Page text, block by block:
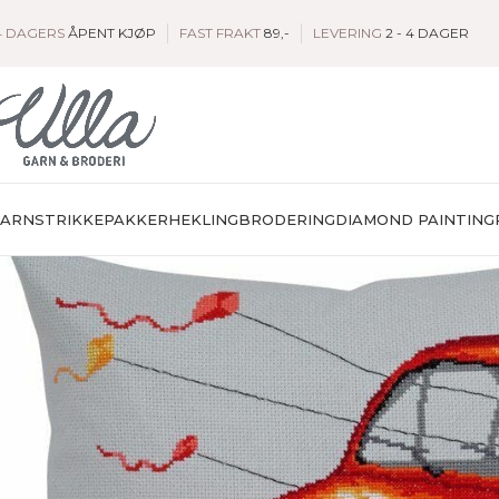
DAGERS ÅPENT KJØP FAST FRAKT 89,- LEVERING 2 - 4 DAGER
STRIKKEPAKKERHEKLINGBRODERINGDIAMOND PAINTING